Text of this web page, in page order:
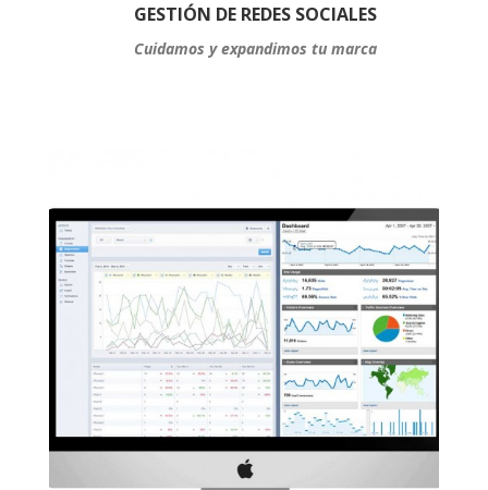
GESTIÓN DE REDES SOCIALES
Cuidamos y expandimos tu marca